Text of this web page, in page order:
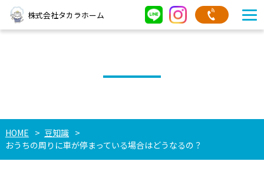
株式会社タカラホーム
HOME
豆知識
おうちの周りに車が停まっている場合はどうなるの？